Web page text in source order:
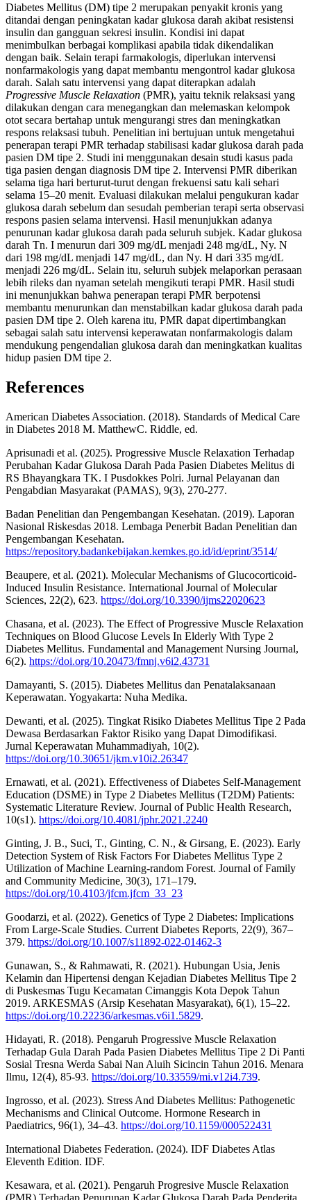
Diabetes Mellitus (DM) tipe 2 merupakan penyakit kronis yang
ditandai dengan peningkatan kadar glukosa darah akibat resistensi
insulin dan gangguan sekresi insulin. Kondisi ini dapat
menimbulkan berbagai komplikasi apabila tidak dikendalikan
dengan baik. Selain terapi farmakologis, diperlukan intervensi
nonfarmakologis yang dapat membantu mengontrol kadar glukosa
darah. Salah satu intervensi yang dapat diterapkan adalah
Progressive Muscle Relaxation (PMR), yaitu teknik relaksasi yang
dilakukan dengan cara menegangkan dan melemaskan kelompok
otot secara bertahap untuk mengurangi stres dan meningkatkan
respons relaksasi tubuh. Penelitian ini bertujuan untuk mengetahui
penerapan terapi PMR terhadap stabilisasi kadar glukosa darah pada
pasien DM tipe 2. Studi ini menggunakan desain studi kasus pada
tiga pasien dengan diagnosis DM tipe 2. Intervensi PMR diberikan
selama tiga hari berturut-turut dengan frekuensi satu kali sehari
selama 15–20 menit. Evaluasi dilakukan melalui pengukuran kadar
glukosa darah sebelum dan sesudah pemberian terapi serta observasi
respons pasien selama intervensi. Hasil menunjukkan adanya
penurunan kadar glukosa darah pada seluruh subjek. Kadar glukosa
darah Tn. I menurun dari 309 mg/dL menjadi 248 mg/dL, Ny. N
dari 198 mg/dL menjadi 147 mg/dL, dan Ny. H dari 335 mg/dL
menjadi 226 mg/dL. Selain itu, seluruh subjek melaporkan perasaan
lebih rileks dan nyaman setelah mengikuti terapi PMR. Hasil studi
ini menunjukkan bahwa penerapan terapi PMR berpotensi
membantu menurunkan dan menstabilkan kadar glukosa darah pada
pasien DM tipe 2. Oleh karena itu, PMR dapat dipertimbangkan
sebagai salah satu intervensi keperawatan nonfarmakologis dalam
mendukung pengendalian glukosa darah dan meningkatkan kualitas
hidup pasien DM tipe 2.
References
American Diabetes Association. (2018). Standards of Medical Care
in Diabetes 2018 M. MatthewC. Riddle, ed.
Aprisunadi et al. (2025). Progressive Muscle Relaxation Terhadap
Perubahan Kadar Glukosa Darah Pada Pasien Diabetes Melitus di
RS Bhayangkara TK. I Pusdokkes Polri. Jurnal Pelayanan dan
Pengabdian Masyarakat (PAMAS), 9(3), 270-277.
Badan Penelitian dan Pengembangan Kesehatan. (2019). Laporan
Nasional Riskesdas 2018. Lembaga Penerbit Badan Penelitian dan
Pengembangan Kesehatan.
https://repository.badankebijakan.kemkes.go.id/id/eprint/3514/
Beaupere, et al. (2021). Molecular Mechanisms of Glucocorticoid-
Induced Insulin Resistance. International Journal of Molecular
Sciences, 22(2), 623. https://doi.org/10.3390/ijms22020623
Chasana, et al. (2023). The Effect of Progressive Muscle Relaxation
Techniques on Blood Glucose Levels In Elderly With Type 2
Diabetes Mellitus. Fundamental and Management Nursing Journal,
6(2). https://doi.org/10.20473/fmnj.v6i2.43731
Damayanti, S. (2015). Diabetes Mellitus dan Penatalaksanaan
Keperawatan. Yogyakarta: Nuha Medika.
Dewanti, et al. (2025). Tingkat Risiko Diabetes Mellitus Tipe 2 Pada
Dewasa Berdasarkan Faktor Risiko yang Dapat Dimodifikasi.
Jurnal Keperawatan Muhammadiyah, 10(2).
https://doi.org/10.30651/jkm.v10i2.26347
Ernawati, et al. (2021). Effectiveness of Diabetes Self-Management
Education (DSME) in Type 2 Diabetes Mellitus (T2DM) Patients:
Systematic Literature Review. Journal of Public Health Research,
10(s1). https://doi.org/10.4081/jphr.2021.2240
Ginting, J. B., Suci, T., Ginting, C. N., & Girsang, E. (2023). Early
Detection System of Risk Factors For Diabetes Mellitus Type 2
Utilization of Machine Learning-random Forest. Journal of Family
and Community Medicine, 30(3), 171–179.
https://doi.org/10.4103/jfcm.jfcm_33_23
Goodarzi, et al. (2022). Genetics of Type 2 Diabetes: Implications
From Large-Scale Studies. Current Diabetes Reports, 22(9), 367–
379. https://doi.org/10.1007/s11892-022-01462-3
Gunawan, S., & Rahmawati, R. (2021). Hubungan Usia, Jenis
Kelamin dan Hipertensi dengan Kejadian Diabetes Mellitus Tipe 2
di Puskesmas Tugu Kecamatan Cimanggis Kota Depok Tahun
2019. ARKESMAS (Arsip Kesehatan Masyarakat), 6(1), 15–22.
https://doi.org/10.22236/arkesmas.v6i1.5829.
Hidayati, R. (2018). Pengaruh Progressive Muscle Relaxation
Terhadap Gula Darah Pada Pasien Diabetes Mellitus Tipe 2 Di Panti
Sosial Tresna Werda Sabai Nan Aluih Sicincin Tahun 2016. Menara
Ilmu, 12(4), 85-93. https://doi.org/10.33559/mi.v12i4.739.
Ingrosso, et al. (2023). Stress And Diabetes Mellitus: Pathogenetic
Mechanisms and Clinical Outcome. Hormone Research in
Paediatrics, 96(1), 34–43. https://doi.org/10.1159/000522431
International Diabetes Federation. (2024). IDF Diabetes Atlas
Eleventh Edition. IDF.
Kesawara, et al. (2021). Pengaruh Progresive Muscle Relaxation
(PMR) Terhadap Penurunan Kadar Glukosa Darah Pada Penderita